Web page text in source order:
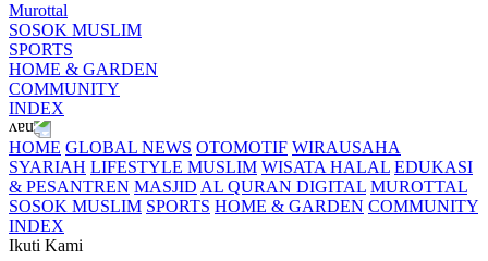
Murottal
SOSOK MUSLIM
SPORTS
HOME & GARDEN
COMMUNITY
INDEX
HOME GLOBAL NEWS OTOMOTIF WIRAUSAHA
SYARIAH LIFESTYLE MUSLIM WISATA HALAL EDUKASI
& PESANTREN MASJID AL QURAN DIGITAL MUROTTAL
SOSOK MUSLIM SPORTS HOME & GARDEN COMMUNITY
INDEX
Ikuti Kami